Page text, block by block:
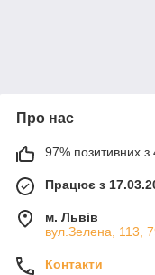
Про нас
97% позитивних з
Працює з
м. Львів
вул.Зелена, 113,
Контакти